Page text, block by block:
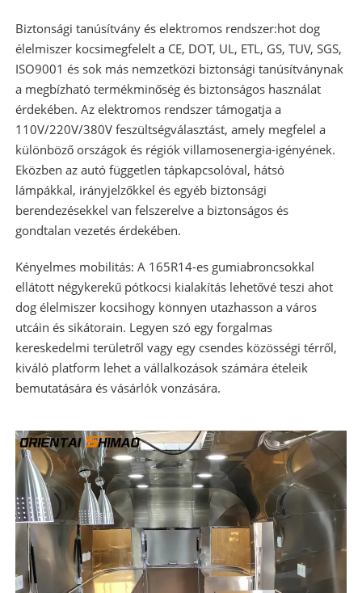
Biztonsági tanúsítvány és elektromos rendszer:hot dog
élelmiszer kocsimegfelelt a CE, DOT, UL, ETL, GS, TUV, SGS,
ISO9001 és sok más nemzetközi biztonsági tanúsítványnak
a megbízható termékminőség és biztonságos használat
érdekében. Az elektromos rendszer támogatja a
110V/220V/380V feszültségválasztást, amely megfelel a
különböző országok és régiók villamosenergia-igényének.
Eközben az autó független tápkapcsolóval, hátsó
lámpákkal, irányjelzőkkel és egyéb biztonsági
berendezésekkel van felszerelve a biztonságos és
gondtalan vezetés érdekében.
Kényelmes mobilitás: A 165R14-es gumiabroncsokkal
ellátott négykerekű pótkocsi kialakítás lehetővé teszi ahot
dog élelmiszer kocsihogy könnyen utazhasson a város
utcáin és sikátorain. Legyen szó egy forgalmas
kereskedelmi területről vagy egy csendes közösségi térről,
kiváló platform lehet a vállalkozások számára ételeik
bemutatására és vásárlók vonzására.